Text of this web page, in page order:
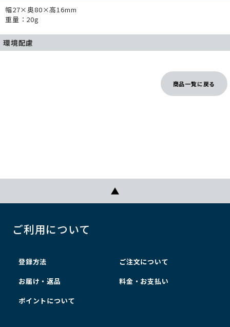
幅27×奥80×高16mm
重量：20g
環境配慮
商品一覧に戻る
ご利用について
登録方法 ご注文について
お届け・返品 料金・お支払い
ポイントについて